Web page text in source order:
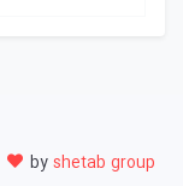
byshetab group